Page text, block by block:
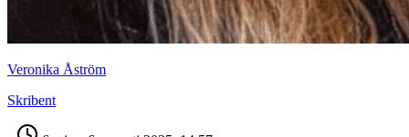
Veronika Åström
Skribent